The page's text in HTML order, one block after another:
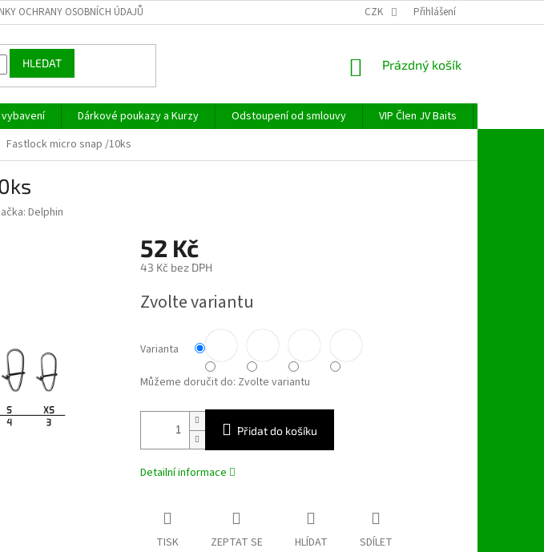
OCHRANY OSOBNÍCH ÚDAJŮ CZK Přihlášení
HLEDAT
NÁKUPNÍ
Prázdný košík
Dárkové poukazy a Kurzy Odstoupení od smlouvy VIP Člen JV Baits
Fastlock micro snap /10ks
Delphin
52 Kč
43 Kč bez DPH
cena:
Zvolte variantu
Varianta
Můžeme doručit do: Zvolte variantu
Přidat do košíku
Detailní informace
TISK ZEPTAT SE HLÍDAT SDÍLET